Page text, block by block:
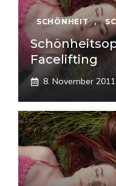
SCHÖNHEIT ,
Facelifting
8. November 2011